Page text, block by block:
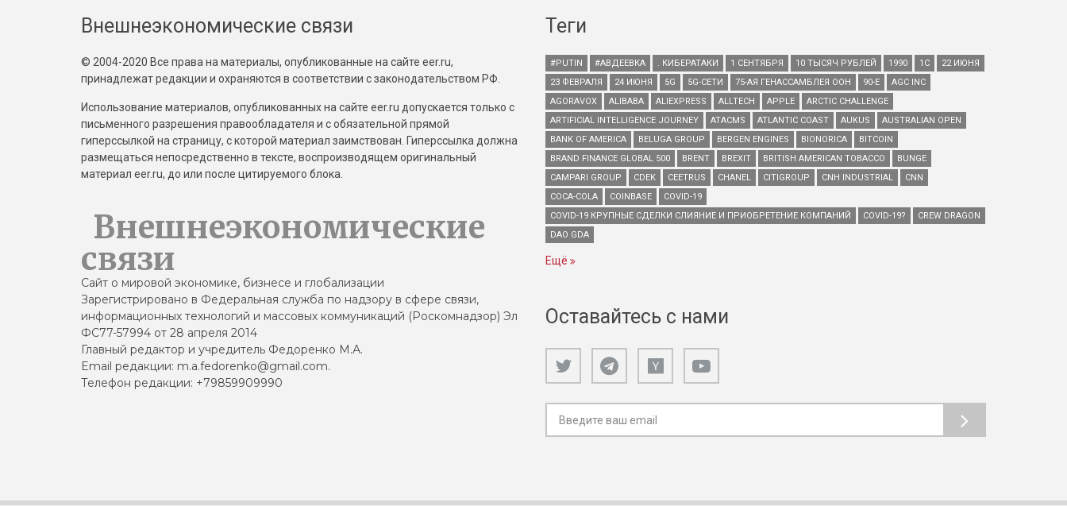
Внешнеэкономические связи
© 2004-2020 Все права на материалы, опубликованные на сайте eer.ru,
принадлежат редакции и охраняются в соответствии с законодательством РФ.
Использование материалов, опубликованных на сайте eer.ru допускается только с
письменного разрешения правообладателя и с обязательной прямой
гиперссылкой на страницу, с которой материал заимствован. Гиперссылка должна
размещаться непосредственно в тексте, воспроизводящем оригинальный
материал eer.ru, до или после цитируемого блока.
Внешнеэкономические
связи
Сайт о мировой экономике, бизнесе и глобализации
Зарегистрировано в Федеральная служба по надзору в сфере связи,
информационных технологий и массовых коммуникаций (Роскомнадзор) Эл
ФС77-57994 от 28 апреля 2014
Главный редактор и учредитель Федоренко М.А.
Email редакции: m.a.fedorenko@gmail.com.
Телефон редакции: +79859909990
Теги
#PUTIN #АВДЕЕВКА . КИБЕРАТАКИ 1 СЕНТЯБРЯ 10 ТЫСЯЧ РУБЛЕЙ 1990 1С
22 ИЮНЯ
23 ФЕВРАЛЯ
24 ИЮНЯ 5G 5G-СЕТИ 75-АЯ ГЕНАССАМБЛЕЯ ООН 90-Е
AGC INC
AGORAVOX
ALIBABA ALIEXPRESS ALLTECH APPLE
ARCTIC CHALLENGE
ARTIFICIAL INTELLIGENCE JOURNEY
ATACMS ATLANTIC COAST AUKUS
AUSTRALIAN OPEN
BANK OF AMERICA
BELUGA GROUP BERGEN ENGINES BIONORICA
BITCOIN
BRAND FINANCE GLOBAL 500
BRENT BREXIT BRITISH AMERICAN TOBACCO
BUNGE
CAMPARI GROUP
CDEK CEETRUS CHANEL CITIGROUP CNH INDUSTRIAL
CNN
COCA-COLA
COINBASE
COVID-19
COVID-19 КРУПНЫЕ СДЕЛКИ СЛИЯНИЕ И ПРИОБРЕТЕНИЕ КОМПАНИЙ
COVID-19?
CREW DRAGON
DAO GDA
Ещё
Оставайтесь с нами